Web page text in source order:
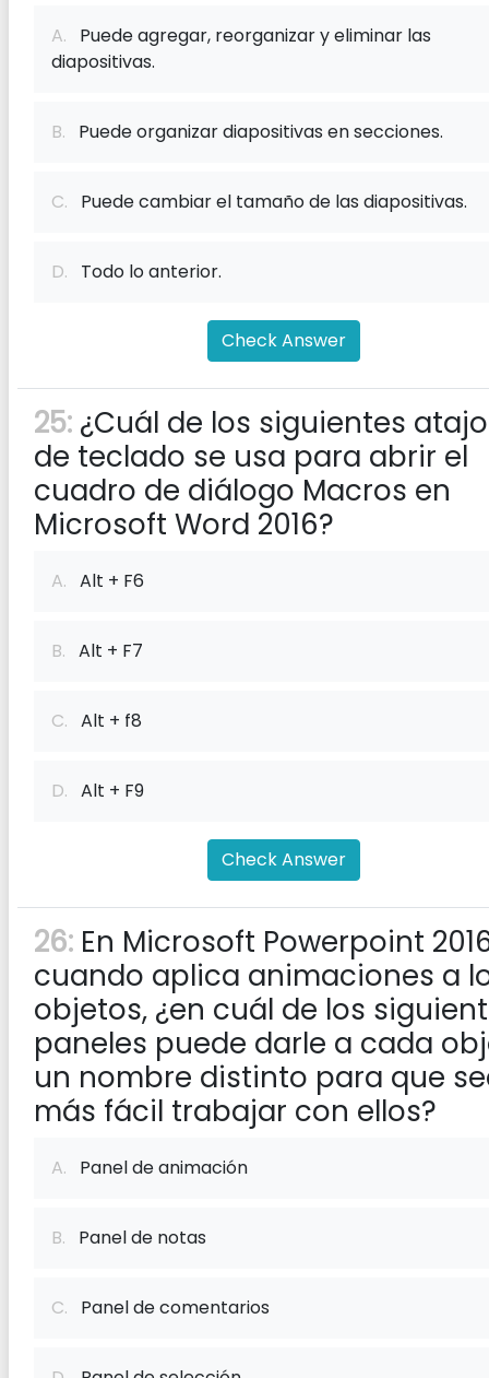
A. Puede agregar, reorganizar y eliminar las
diapositivas.
B. Puede organizar diapositivas en secciones.
C. Puede cambiar el tamaño de las diapositivas.
D. Todo lo anterior.
Check Answer
25: ¿Cuál de los siguientes
de teclado se usa para abrir el
cuadro de diálogo Macros en
Microsoft Word 2016?
A. Alt + F6
B. Alt + F7
C. Alt + f8
D. Alt + F9
Check Answer
26: En Microsoft Powerpoint
cuando aplica animaciones a
objetos, ¿en cuál de los
paneles puede darle a cada
un nombre distinto para que
más fácil trabajar con ellos?
A. Panel de animación
B. Panel de notas
C. Panel de comentarios